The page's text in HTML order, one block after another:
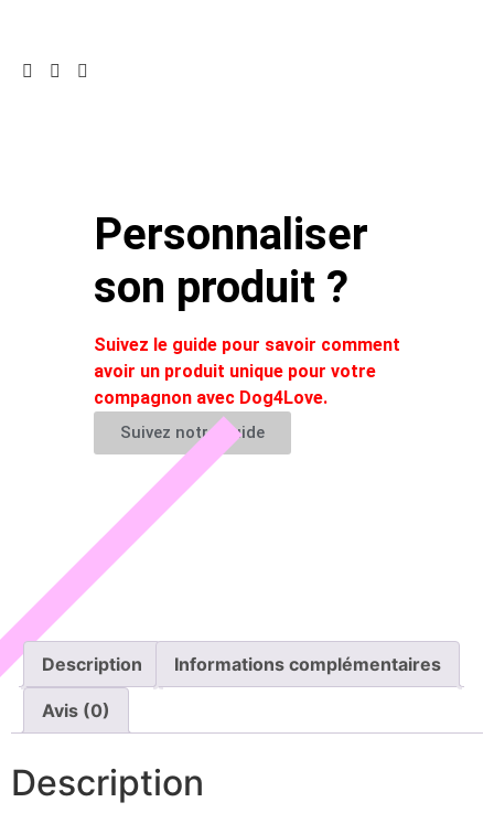
Personnaliser
son produit ?
Suivez le guide pour savoir comment
avoir un produit unique pour votre
compagnon avec Dog4Love.
Suivez notre guide
Description Informations complémentaires
Avis (0)
Description